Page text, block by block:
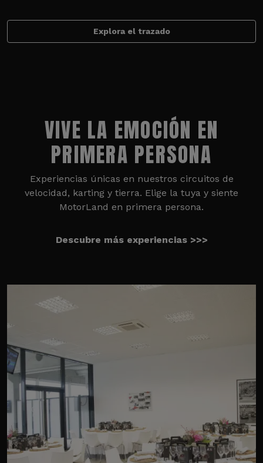
Explora el trazado
VIVE LA EMOCIÓN EN
PRIMERA PERSONA
Experiencias únicas en nuestros circuitos de
velocidad, karting y tierra. Elige la tuya y siente
MotorLand en primera persona.
Descubre más experiencias >>>